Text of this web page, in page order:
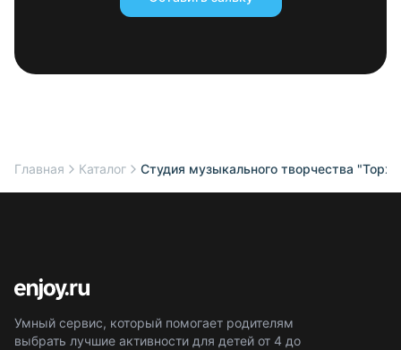
Главная Каталог Студия музыкального творчества
Умный сервис, который помогает родителям
выбрать лучшие активности для детей от 4 до